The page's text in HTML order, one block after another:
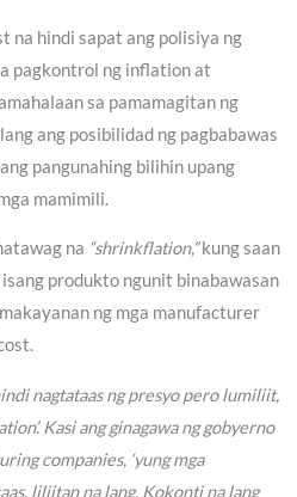
na hindi sapat ang polisiya ng
pagkontrol ng inflation at
sa pamamagitan ng
ang posibilidad ng pagbabawas
pangunahing bilihin upang
mamimili.
na “shrinkflation,”kung saan
produkto ngunit binabawasan
ng mga manufacturer
nagtataas ng presyo pero lumiliit,
Kasi ang ginagawa ng gobyerno
companies, ‘yung mga
liliitan na lang. Kokonti na lang